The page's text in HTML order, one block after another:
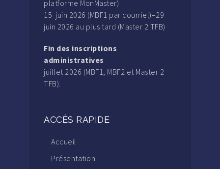
platforme MonMaster)
15 juin 2026 (MBF1 par courriel)–29
juin 2026 au plus tard (Master 2 TFB)
Fin des inscriptions
administratives
juillet 2026 (MBF1, MBF2 et Master 2
TFB).
ACCÈS RAPIDE
Accueil
Présentation